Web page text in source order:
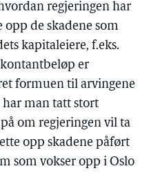
regjeringen har
opp de skadene som
kapitaleiere, f.eks.
er
formuen til arvingene
har man tatt stort
om regjeringen vil ta
opp skadene påført
som vokser opp i Oslo